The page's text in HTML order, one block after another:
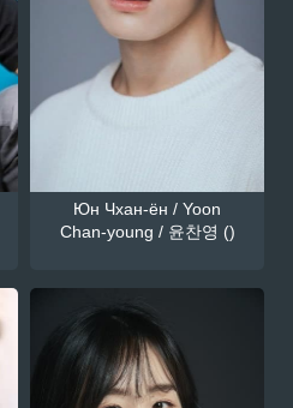
Юн Чхан-ён / Yoon
Chan-young / 윤찬영 ()